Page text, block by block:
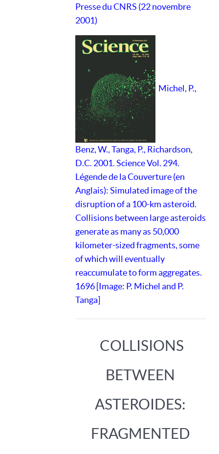
Presse du CNRS (22 novembre
2001)
Michel, P.,
Benz, W., Tanga, P., Richardson,
D.C. 2001. Science Vol. 294.
Légende de la Couverture (en
Anglais): Simulated image of the
disruption of a 100-km asteroid.
Collisions between large asteroids
generate as many as 50,000
kilometer-sized fragments, some
of which will eventually
reaccumulate to form aggregates.
1696 [Image: P. Michel and P.
Tanga]
COLLISIONS
BETWEEN
ASTEROIDES:
FRAGMENTED